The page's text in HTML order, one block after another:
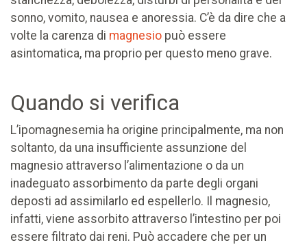
sonno, vomito, nausea e anoressia. C’è da dire che a
volte la carenza di magnesio può essere
asintomatica, ma proprio per questo meno grave.
Quando si verifica
L’ipomagnesemia ha origine principalmente, ma non
soltanto, da una insufficiente assunzione del
magnesio attraverso l’alimentazione o da un
inadeguato assorbimento da parte degli organi
deposti ad assimilarlo ed espellerlo. Il magnesio,
infatti, viene assorbito attraverso l’intestino per poi
essere filtrato dai reni. Può accadere che per un